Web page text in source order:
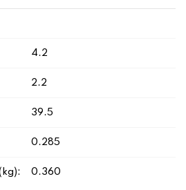
4.2
2.2
39.5
0.285
0.360